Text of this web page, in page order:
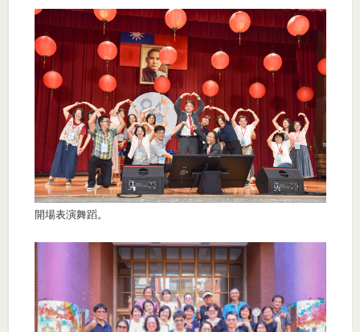
開場表演舞蹈。